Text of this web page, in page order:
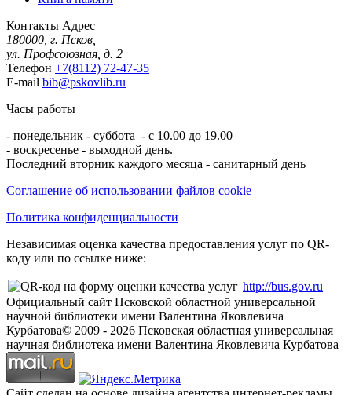
Контакты Адрес
180000, г. Псков,
ул. Профсоюзная, д. 2
Телефон +7(8112) 72-47-35
E-mail bib@pskovlib.ru
Часы работы
- понедельник - суббота - с 10.00 до 19.00
- воскресенье - выходной день.
Последний вторник каждого месяца - санитарный день
Соглашение об использовании файлов cookie
Политика конфиденциальности
Независимая оценка качества предоставления услуг по QR-
коду или по ссылке ниже:
http://bus.gov.ru
Официальный сайт Псковской областной универсальной
научной библиотеки имени Валентина Яковлевича
Курбатова© 2009 - 2026 Псковская областная универсальная
научная библиотека имени Валентина Яковлевича Курбатова